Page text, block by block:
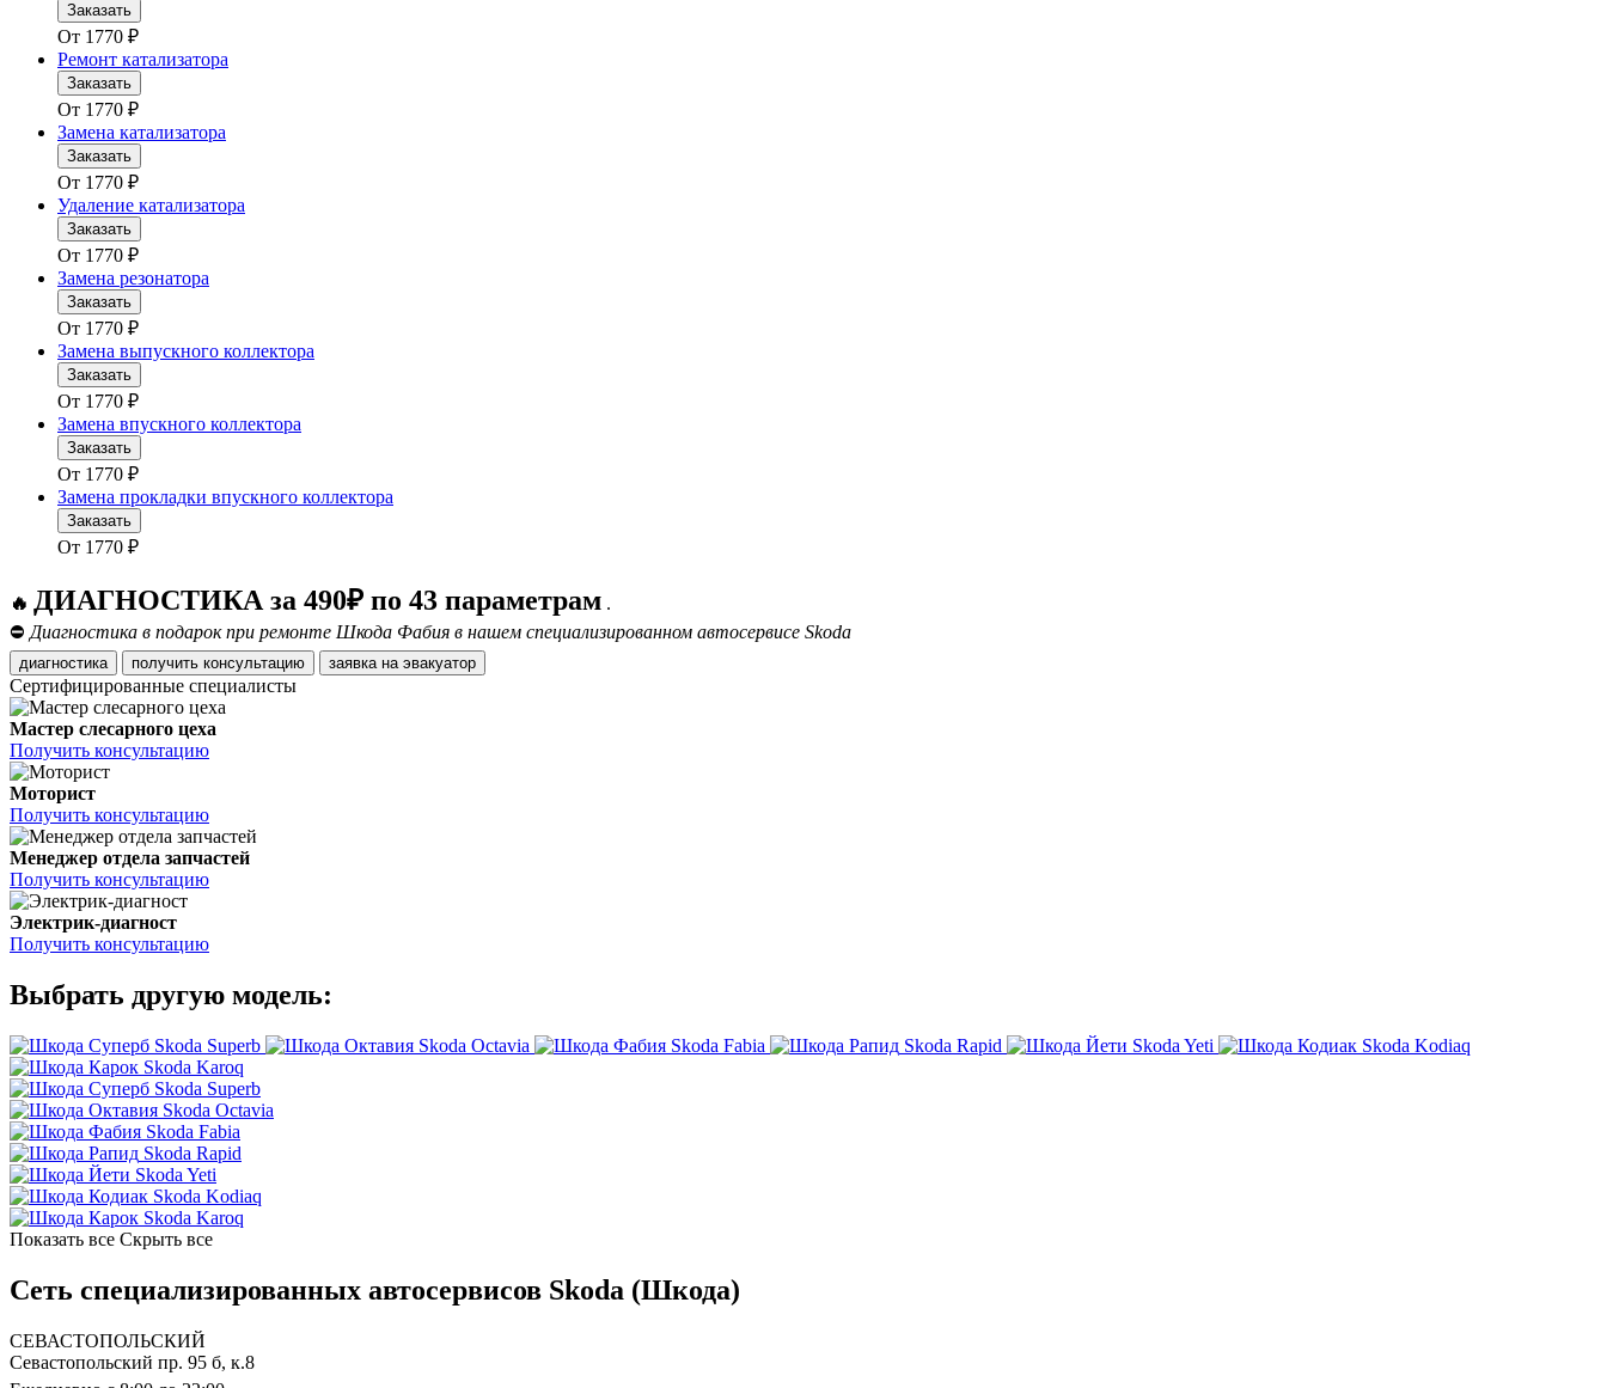
Заказать
От 1770 ₽
Ремонт катализатора
Заказать
От 1770 ₽
Замена катализатора
Заказать
От 1770 ₽
Удаление катализатора
Заказать
От 1770 ₽
Замена резонатора
Заказать
От 1770 ₽
Замена выпускного коллектора
Заказать
От 1770 ₽
Замена впускного коллектора
Заказать
От 1770 ₽
Замена прокладки впускного коллектора
Заказать
От 1770 ₽
🔥 ДИАГНОСТИКА за 490₽ по 43 параметрам .
⛔ Диагностика в подарок при ремонте Шкода Фабия в нашем специализированном автосервисе Skoda
диагностика получить консультацию заявка на эвакуатор
Сертифицированные специалисты
Мастер слесарного цеха
Получить консультацию
Моторист
Получить консультацию
Менеджер отдела запчастей
Получить консультацию
Электрик-диагност
Получить консультацию
Выбрать другую модель:
Skoda Superb Skoda Octavia Skoda Fabia Skoda Rapid Skoda Yeti
Skoda Kodiaq
Skoda Karoq
Skoda Superb
Skoda Octavia
Skoda Fabia
Skoda Rapid
Skoda Yeti
Skoda Kodiaq
Skoda Karoq
Показать все Скрыть все
Сеть специализированных автосервисов Skoda (Шкода)
СЕВАСТОПОЛЬСКИЙ
Севастопольский пр. 95 б, к.8